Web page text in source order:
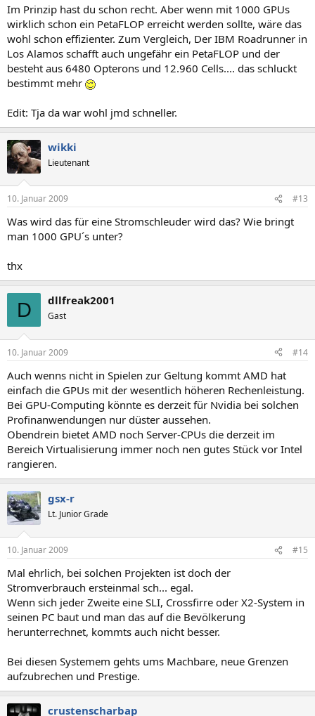
Im Prinzip hast du schon recht. Aber wenn mit 1000 GPUs
wirklich schon ein PetaFLOP erreicht werden sollte, wäre das
wohl schon effizienter. Zum Vergleich, Der IBM Roadrunner in
Los Alamos schafft auch ungefähr ein PetaFLOP und der
besteht aus 6480 Opterons und 12.960 Cells.... das schluckt
bestimmt mehr
Edit: Tja da war wohl jmd schneller.
wikki
Lieutenant
10. Januar 2009 #13
Was wird das für eine Stromschleuder wird das? Wie bringt
man 1000 GPU´s unter?
thx
D dllfreak2001
Gast
10. Januar 2009 #14
Auch wenns nicht in Spielen zur Geltung kommt AMD hat
einfach die GPUs mit der wesentlich höheren Rechenleistung.
Bei GPU-Computing könnte es derzeit für Nvidia bei solchen
Profinanwendungen nur düster aussehen.
Obendrein bietet AMD noch Server-CPUs die derzeit im
Bereich Virtualisierung immer noch nen gutes Stück vor Intel
rangieren.
gsx-r
Lt. Junior Grade
10. Januar 2009 #15
Mal ehrlich, bei solchen Projekten ist doch der
Stromverbrauch ersteinmal sch... egal.
Wenn sich jeder Zweite eine SLI, Crossfirre oder X2-System in
seinen PC baut und man das auf die Bevölkerung
herunterrechnet, kommts auch nicht besser.
Bei diesen Systemem gehts ums Machbare, neue Grenzen
aufzubrechen und Prestige.
crustenscharbap